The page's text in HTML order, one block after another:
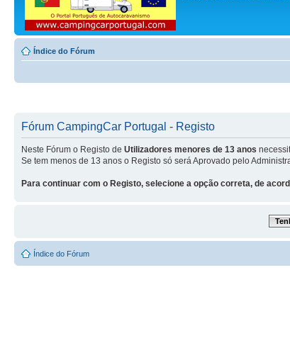
Índice do Fórum
Fórum CampingCar Portugal - Registo
Neste Fórum o Registo de Utilizadores menores de 13 anos
Se tem menos de 13 anos o Registo só será Aprovado pelo
Para continuar com o Registo, selecione a opção correta, de
Índice do Fórum